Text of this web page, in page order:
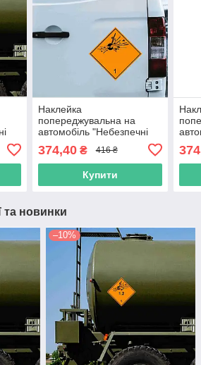
Наклейка
попереджувальна на
автомобіль "Небезпечні
вантажі класу 1. Вибухові
речовини" з оракалу
374,40₴ 416 ₴
Купити
та новинки
–10%